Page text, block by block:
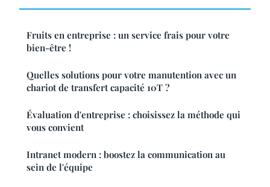
Fruits en entreprise : un service frais pour votre
bien-être !
Quelles solutions pour votre manutention avec un
chariot de transfert capacité 10T ?
Évaluation d'entreprise : choisissez la méthode qui
vous convient
Intranet modern : boostez la communication au
sein de l'équipe